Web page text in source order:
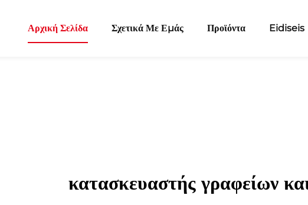
Αρχική Σελίδα Σχετικά Με Εμάς Προϊόντα Eidiseis
κατασκευαστής γραφείων